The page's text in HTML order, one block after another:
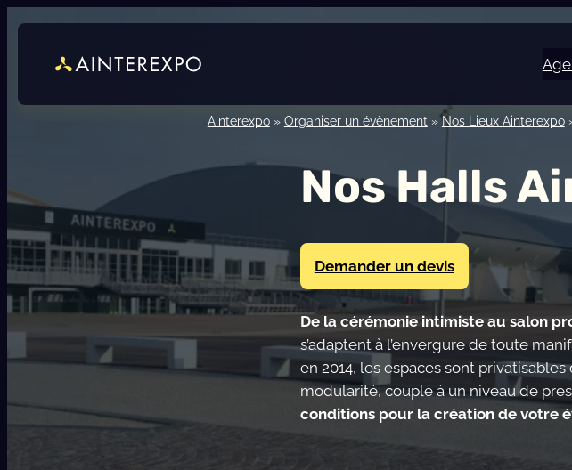
contenu
Ainterexpo» Organiser un évènement »Nos Lieux Ainterexpo
Nos Halls
Demander un devis
De la cérémonie intimiste au salon
s’adaptent à l’envergure de toute
en 2014, les espaces sont
modularité, couplé à un niveau de
conditions pour la création de votre